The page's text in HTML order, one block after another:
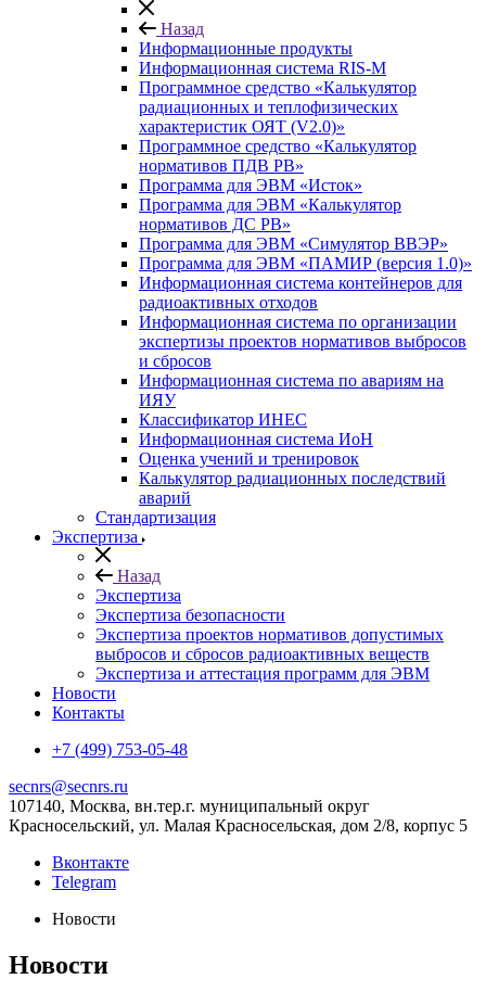
Назад
Информационные продукты
Информационная система RIS-M
Программное средство «Калькулятор
радиационных и теплофизических
характеристик ОЯТ (V2.0)»
Программное средство «Калькулятор
нормативов ПДВ РВ»
Программа для ЭВМ «Исток»
Программа для ЭВМ «Калькулятор
нормативов ДС РВ»
Программа для ЭВМ «Симулятор ВВЭР»
Программа для ЭВМ «ПАМИР (версия 1.0)»
Информационная система контейнеров для
радиоактивных отходов
Информационная система по организации
экспертизы проектов нормативов выбросов
и сбросов
Информационная система по авариям на
ИЯУ
Классификатор ИНЕС
Информационная система ИоН
Оценка учений и тренировок
Калькулятор радиационных последствий
аварий
Стандартизация
Экспертиза
Назад
Экспертиза
Экспертиза безопасности
Экспертиза проектов нормативов допустимых
выбросов и сбросов радиоактивных веществ
Экспертиза и аттестация программ для ЭВМ
Новости
Контакты
+7 (499) 753-05-48
secnrs@secnrs.ru
107140, Москва, вн.тер.г. муниципальный округ
Красносельский, ул. Малая Красносельская, дом 2/8, корпус 5
Вконтакте
Telegram
Новости
Новости